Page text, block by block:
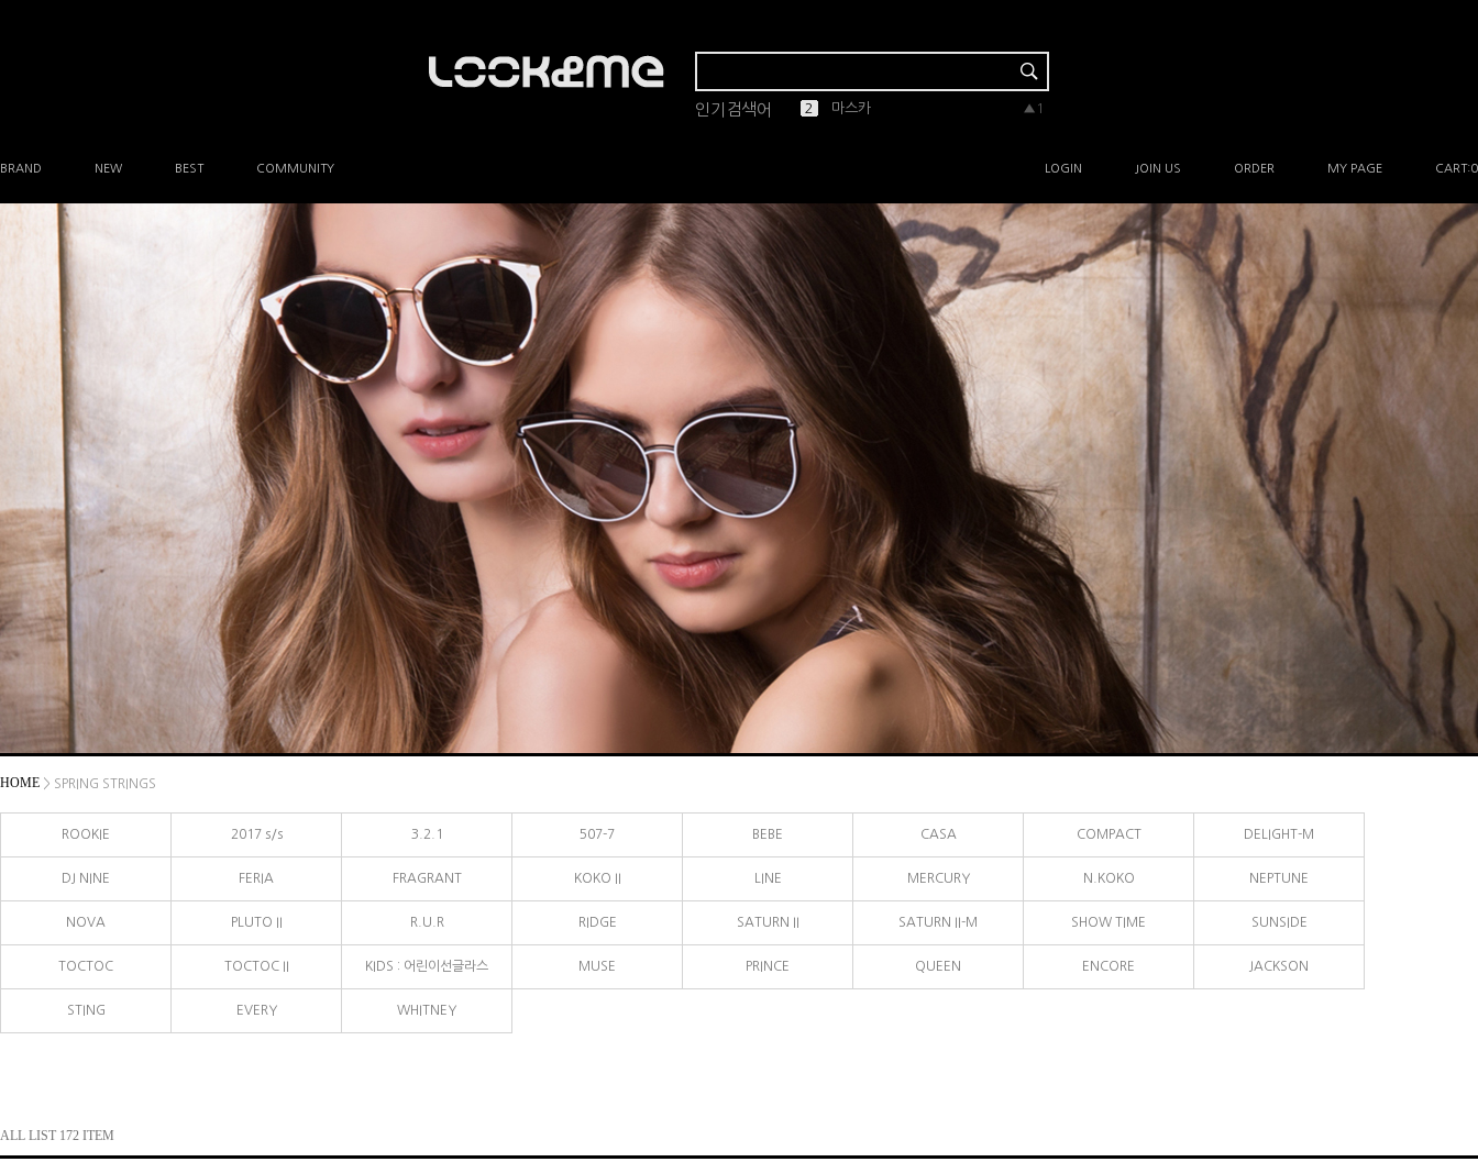
인기검색어 1 ▲3
2 ▲1
3 린드버그 ▼-2
4 ▲1
5 ▲3
BRAND NEW BEST COMMUNITY
공지사항
이벤트
Q&A
FAQ
A/S안내
상품후기
방문예약
LOGIN JOIN US ORDER MY PAGE CART:0
HOME > SPRING STRINGS
ROOKIE 2017 s/s 3.2.1 507-7 BEBE CASA COMPACT DELIGHT-M
DJ NINE FERIA FRAGRANT KOKO II LINE MERCURY N.KOKO NEPTUNE
NOVA PLUTO II R.U.R RIDGE SATURN II SATURN II-M SHOW TIME SUNSIDE
TOCTOC TOCTOC II KIDS : 어린이선글라스 MUSE PRINCE QUEEN ENCORE JACKSON
STING EVERY WHITNEY
ALL LIST 172 ITEM